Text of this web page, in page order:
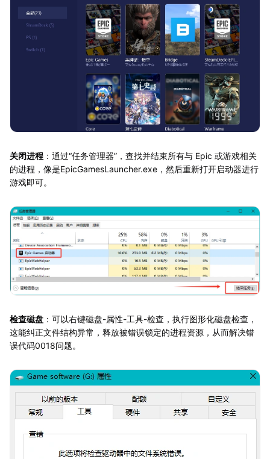
关闭进程 ：通过“任务管理器”，查找并结束所有与 Epic 或游戏相关
的进程，像是EpicGamesLauncher.exe，然后重新打开启动器进行
游戏即可。
检查磁盘 ：可以右键磁盘-属性-工具-检查，执行图形化磁盘检查，
这能纠正文件结构异常，释放被错误锁定的进程资源，从而解决错
误代码0018问题。